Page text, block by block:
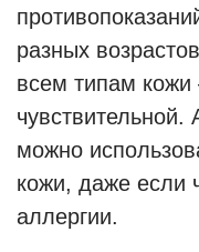
разных
всем типам кожи
можно
кожи, даже если
аллергии.